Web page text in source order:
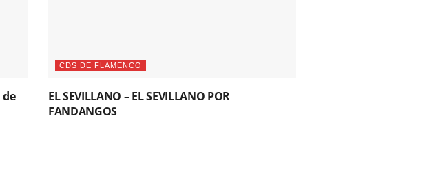
de
CDS DE FLAMENCO
EL SEVILLANO – EL SEVILLANO POR
FANDANGOS